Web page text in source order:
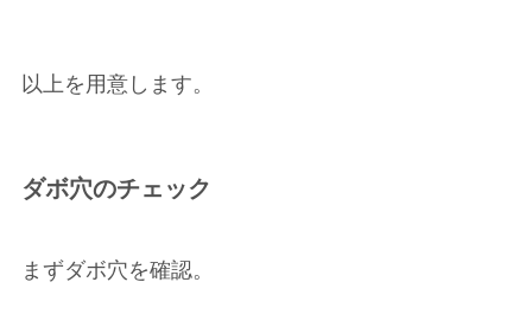
以上を用意します。
ダボ穴のチェック
まずダボ穴を確認。